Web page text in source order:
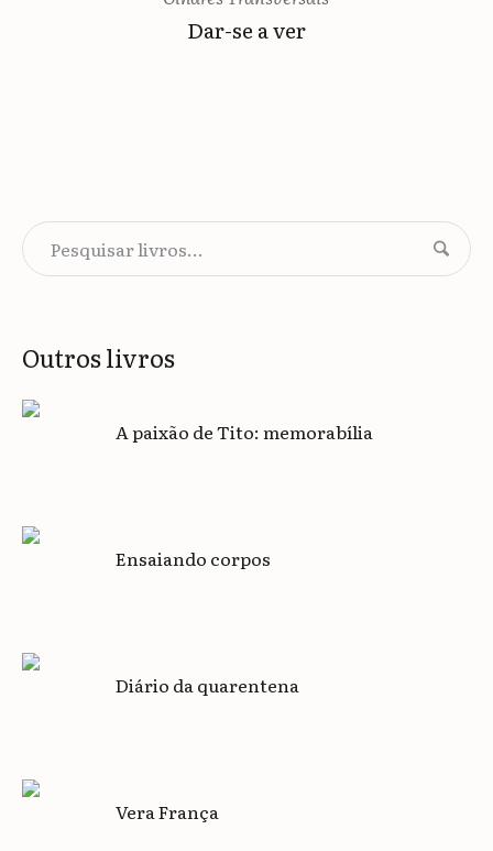
Dar-se a ver
Outros livros
A paixão de Tito: memorabília
Ensaiando corpos
Diário da quarentena
Vera França